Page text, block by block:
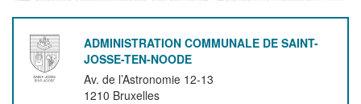
ADMINISTRATION COMMUNALE DE SAINT-
JOSSE-TEN-NOODE
Av. de l’Astronomie 12-13
1210 Bruxelles